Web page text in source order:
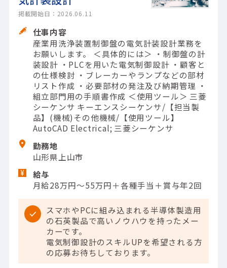
掲載開始日：2026.06.11
仕事内容
産業用洗浄装置制御盤の電気計装設計業務を
お願いします。 ＜具体的には＞ ・制御盤の計
装設計 ・PLCを用いた電気制御設計 ・顧客と
の仕様検討 ・ブレーカーやランプなどの部材
リスト作成 ・必要部材の発注及び納期管理 ・
組立部門用の手順書作成 ＜使用ツール＞ 三菱
シーケンサ キーエンスシーケンサ/【担当製
品】(機械)その他機械/【使用ツール】
AutoCAD Electrical; 三菱シーケンサ
勤務地
山形県上山市
給与
月給28万円～55万円＋各種手当＋賞与年2回
スマホやPCに組み込まれる半導体製造用
の石英製品で高いノウハウを持ったメー
カーです。
電気制御設計のスキルUPを希望される方
の応募お待ちしております。